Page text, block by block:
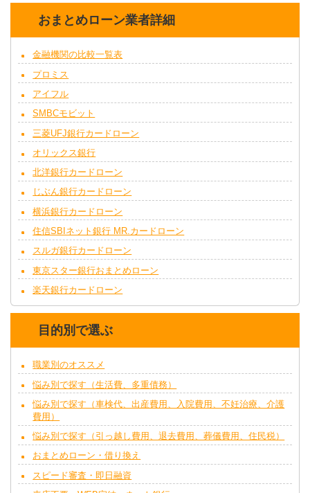
おまとめローン業者詳細
金融機関の比較一覧表
プロミス
アイフル
SMBCモビット
三菱UFJ銀行カードローン
オリックス銀行
北洋銀行カードローン
じぶん銀行カードローン
横浜銀行カードローン
住信SBIネット銀行 MR.カードローン
スルガ銀行カードローン
東京スター銀行おまとめローン
楽天銀行カードローン
目的別で選ぶ
職業別のオススメ
悩み別で探す（生活費、多重債務）
悩み別で探す（車検代、出産費用、入院費用、不妊治療、介護
費用）
悩み別で探す（引っ越し費用、退去費用、葬儀費用、住民税）
おまとめローン・借り換え
スピード審査・即日融資